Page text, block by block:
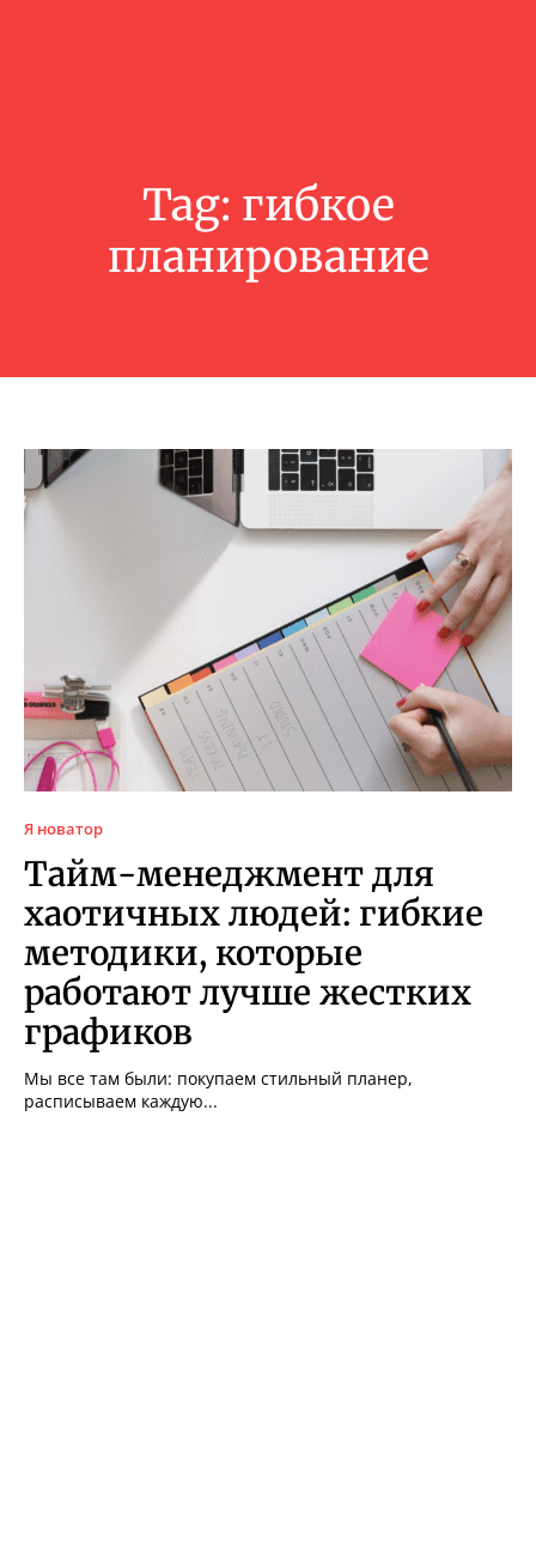
Tag: гибкое
планирование
Я новатор
Тайм-менеджмент для
хаотичных людей: гибкие
методики, которые
работают лучше жестких
графиков
Мы все там были: покупаем стильный планер,
расписываем каждую...